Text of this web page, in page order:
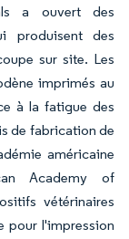
a ouvert des
produisent des
sur site. Les
imprimés au
à la fatigue des
de fabrication de
américaine
Academy of
vétérinaires
pour l'impression